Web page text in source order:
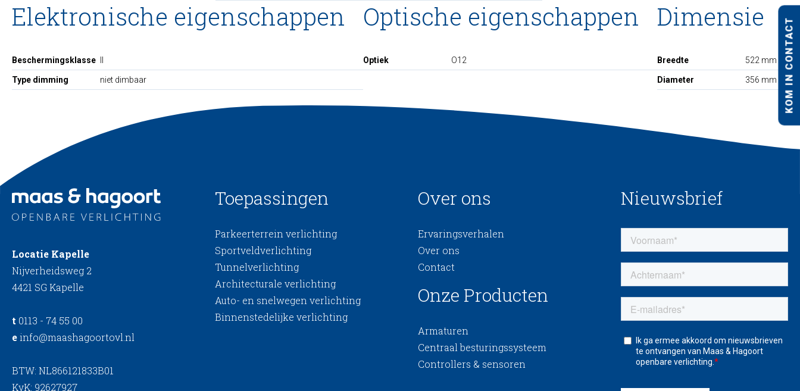
KOM IN CONTACT
Elektronische eigenschappen
Beschermingsklasse
Type dimming niet dimbaar
Optische eigenschappen
Optiek O12
Dimensie
Breedte 522 mm
Diameter 356 mm
Locatie Kapelle
Nijverheidsweg 2
4421 SG Kapelle
t 0113 - 74 55 00
einfo@maashagoortovl.nl
BTW: NL866121833B01
KvK: 92627927
Toepassingen
Parkeerterrein verlichting
Sportveldverlichting
Tunnelverlichting
Architecturale verlichting
Auto- en snelwegen verlichting
Binnenstedelijke verlichting
Over ons
Ervaringsverhalen
Over ons
Contact
Onze Producten
Armaturen
Centraal besturingssysteem
Controllers & sensoren
Nieuwsbrief